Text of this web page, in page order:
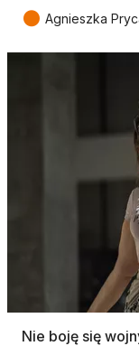
● Agnieszka
Nie boję się